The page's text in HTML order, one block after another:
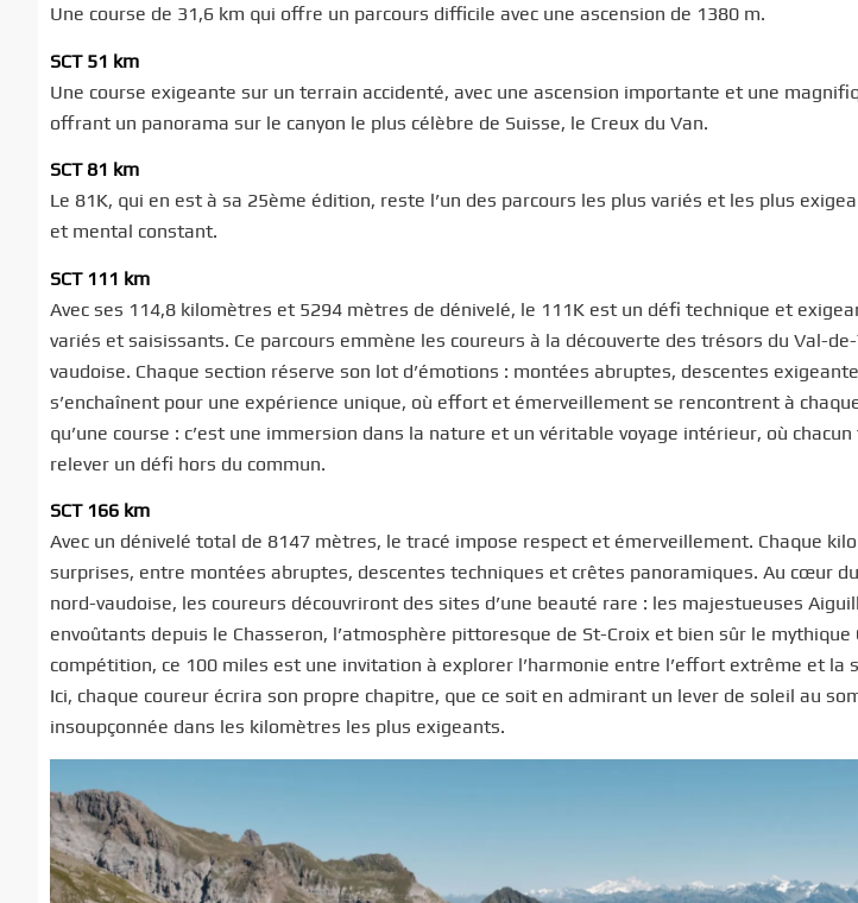
Une course de 31,6 km qui offre un parcours difficile avec une ascension de 1380 m.
SCT 51 km
Une course exigeante sur un terrain accidenté, avec une ascension importante et une
offrant un panorama sur le canyon le plus célèbre de Suisse, le Creux du Van.
SCT 81 km
Le 81K, qui en est à sa 25ème édition, reste l’un des parcours les plus variés et les plus
et mental constant.
SCT 111 km
Avec ses 114,8 kilomètres et 5294 mètres de dénivelé, le 111K est un défi technique et
variés et saisissants. Ce parcours emmène les coureurs à la découverte des trésors du Val-
vaudoise. Chaque section réserve son lot d’émotions : montées abruptes, descentes
s’enchaînent pour une expérience unique, où effort et émerveillement se rencontrent à
qu’une course : c’est une immersion dans la nature et un véritable voyage intérieur, où
relever un défi hors du commun.
SCT 166 km
Avec un dénivelé total de 8147 mètres, le tracé impose respect et émerveillement. Chaque
surprises, entre montées abruptes, descentes techniques et crêtes panoramiques. Au cœur
nord-vaudoise, les coureurs découvriront des sites d’une beauté rare : les majestueuses
envoûtants depuis le Chasseron, l’atmosphère pittoresque de St-Croix et bien sûr le mythique
compétition, ce 100 miles est une invitation à explorer l’harmonie entre l’effort extrême et la
Ici, chaque coureur écrira son propre chapitre, que ce soit en admirant un lever de soleil au
insoupçonnée dans les kilomètres les plus exigeants.